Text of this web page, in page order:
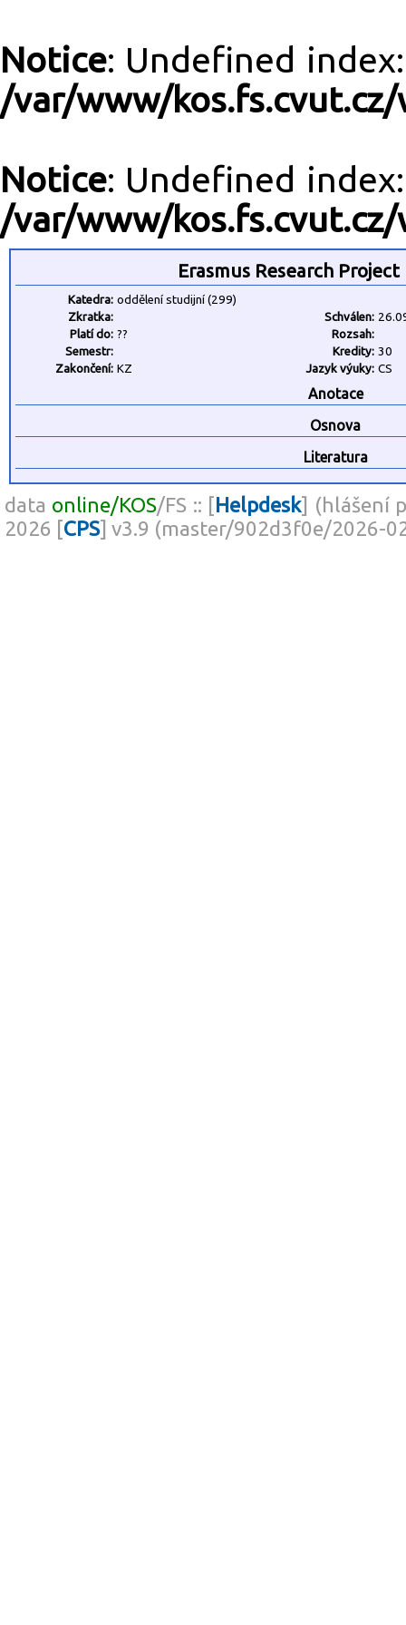
Notice: Undefined index:
/var/www/
Notice: Undefined index:
/var/www/
Erasmus Research
Katedra: oddělení studijní (299)
Zkratka:
Schválen:
Platí do: ??
Rozsah:
Semestr:
Kredity: 30
Zakončení: KZ Jazyk výuky: CS
Anotace
Osnova
Literatura
data online/KOS/FS :: [Helpdesk] (hlášení
2026 [CPS] v3.9 (master/902d3f0e/2026-